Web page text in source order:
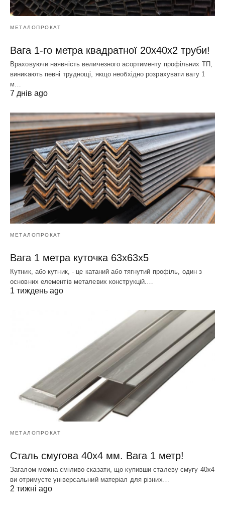
МЕТАЛОПРОКАТ
Вага 1-го метра квадратної 20х40х2 труби!
Враховуючи наявність величезного асортименту профільних ТП,
виникають певні труднощі, якщо необхідно розрахувати вагу 1
м…
7 днів ago
МЕТАЛОПРОКАТ
Вага 1 метра куточка 63х63х5
Кутник, або кутник, - це катаний або тягнутий профіль, один з
основних елементів металевих конструкцій.…
1 тиждень ago
МЕТАЛОПРОКАТ
Сталь смугова 40х4 мм. Вага 1 метр!
Загалом можна сміливо сказати, що купивши сталеву смугу 40х4
ви отримуєте універсальний матеріал для різних…
2 тижні ago